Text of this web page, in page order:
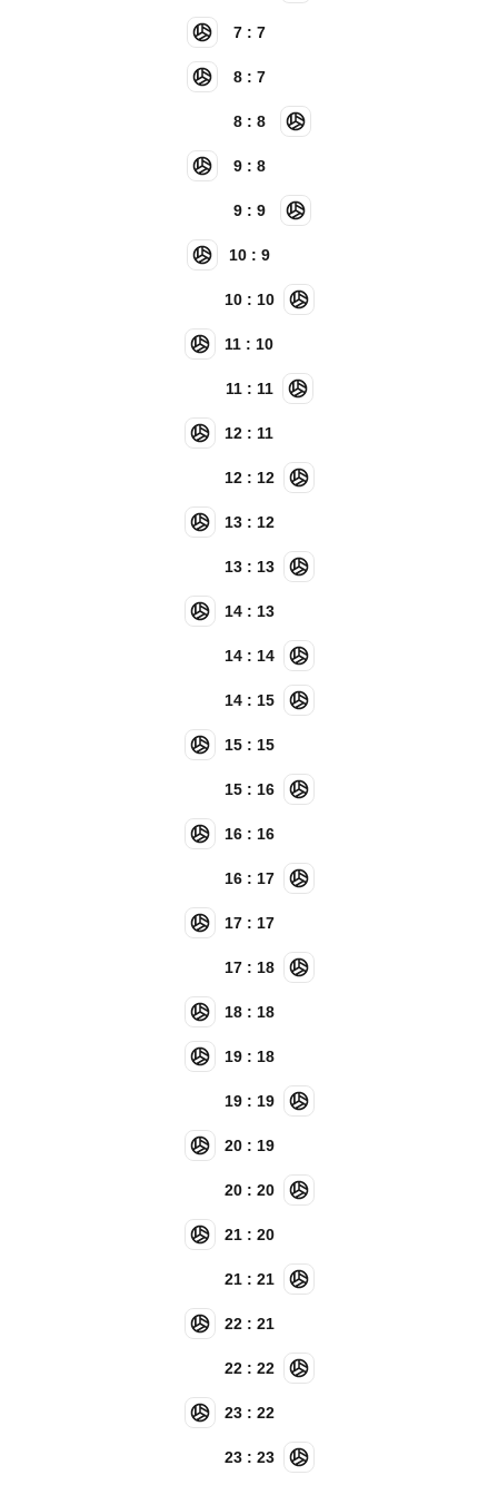
7 : 7
8 : 7
8 : 8
9 : 8
9 : 9
10 : 9
10 : 10
11 : 10
11 : 11
12 : 11
12 : 12
13 : 12
13 : 13
14 : 13
14 : 14
14 : 15
15 : 15
15 : 16
16 : 16
16 : 17
17 : 17
17 : 18
18 : 18
19 : 18
19 : 19
20 : 19
20 : 20
21 : 20
21 : 21
22 : 21
22 : 22
23 : 22
23 : 23